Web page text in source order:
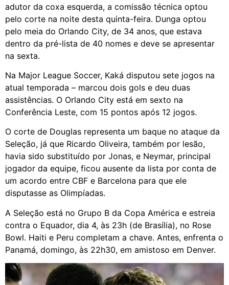
adutor da coxa esquerda, a comissão técnica optou
pelo corte na noite desta quinta-feira. Dunga optou
pelo meia do Orlando City, de 34 anos, que estava
dentro da pré-lista de 40 nomes e deve se apresentar
na sexta.
Na Major League Soccer, Kaká disputou sete jogos na
atual temporada – marcou dois gols e deu duas
assistências. O Orlando City está em sexto na
Conferência Leste, com 15 pontos após 12 jogos.
O corte de Douglas representa um baque no ataque da
Seleção, já que Ricardo Oliveira, também por lesão,
havia sido substituído por Jonas, e Neymar, principal
jogador da equipe, ficou ausente da lista por conta de
um acordo entre CBF e Barcelona para que ele
disputasse as Olimpíadas.
A Seleção está no Grupo B da Copa América e estreia
contra o Equador, dia 4, às 23h (de Brasília), no Rose
Bowl. Haiti e Peru completam a chave. Antes, enfrenta o
Panamá, domingo, às 22h30, em amistoso em Denver.